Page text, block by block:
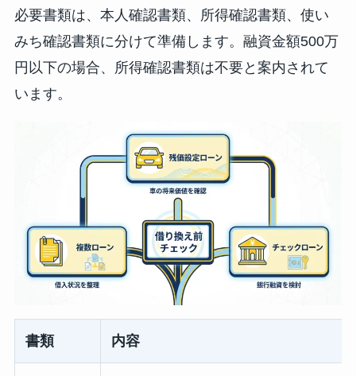
必要書類は、本人確認書類、所得確認書類、使い
みち確認書類に分けて準備します。融資金額500万
円以下の場合、所得確認書類は不要と案内されて
います。
書類 内容